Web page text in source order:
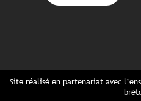
Site réalisé en partenariat avec